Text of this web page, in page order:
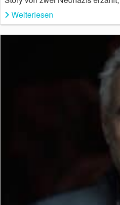
Weiterlesen